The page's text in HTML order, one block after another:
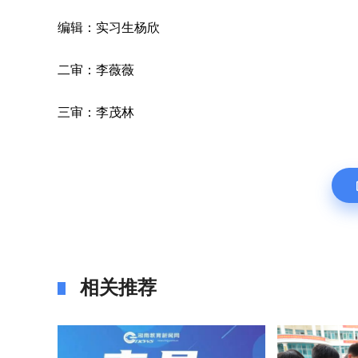
编辑：实习生杨欣
二审：李薇薇
三审：李茂林
相关推荐